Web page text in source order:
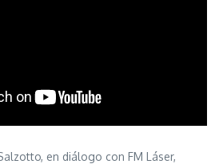
en diálogo con FM Láser,